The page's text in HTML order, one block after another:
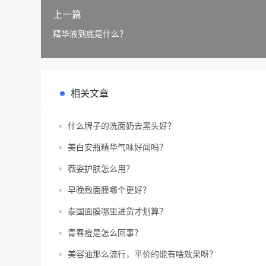
上一篇
精华液到底是什么？
相关文章
什么牌子的洗面奶去黑头好？
美白安瓶精华气味好闻吗？
薇姿护肤怎么用？
早晚敷面膜哪个更好？
泰国面膜哪里进货才划算？
青春痘是怎么回事？
美容油那么流行，平价的能有啥效果呀？